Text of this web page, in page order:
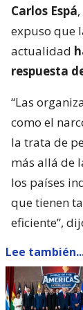
Carlos Espá
expuso que
actualidad
respuesta
“Las
como el
la trata de
más allá de
los países
que tienen
eficiente”,
Lee